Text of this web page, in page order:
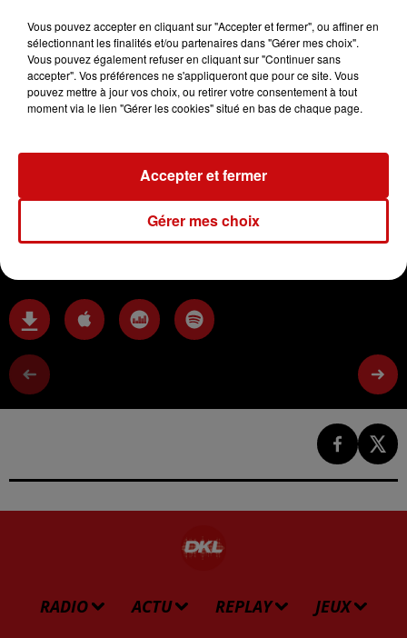
Donner des méthodes d'apprentissage à l'enfant
0:00 2 min 6 sec
11/05/2023 LE RÔLE DE L'ÉDUCTATEUR DANS LES
TROUBLES DU NEURO-DÉVELOPPEMENT 3/4
RADIO ACTU REPLAY
JEUX
Vous pouvez accepter en cliquant sur "Accepter et fermer", ou affiner en
sélectionnant les finalités et/ou partenaires dans "Gérer mes choix".
Vous pouvez également refuser en cliquant sur "Continuer sans
accepter". Vos préférences ne s'appliqueront que pour ce site. Vous
pouvez mettre à jour vos choix, ou retirer votre consentement à tout
moment via le lien "Gérer les cookies" situé en bas de chaque page.
Gérer mes choix
Accepter et fermer